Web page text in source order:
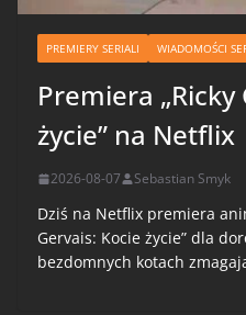
PREMIERY SERIALI WIADOMOŚCI
Premiera „Ricky
życie” na Netflix
2026-08-07 Sebastian Smyk
Dziś na Netflix premiera
Gervais: Kocie życie” dla
bezdomnych kotach